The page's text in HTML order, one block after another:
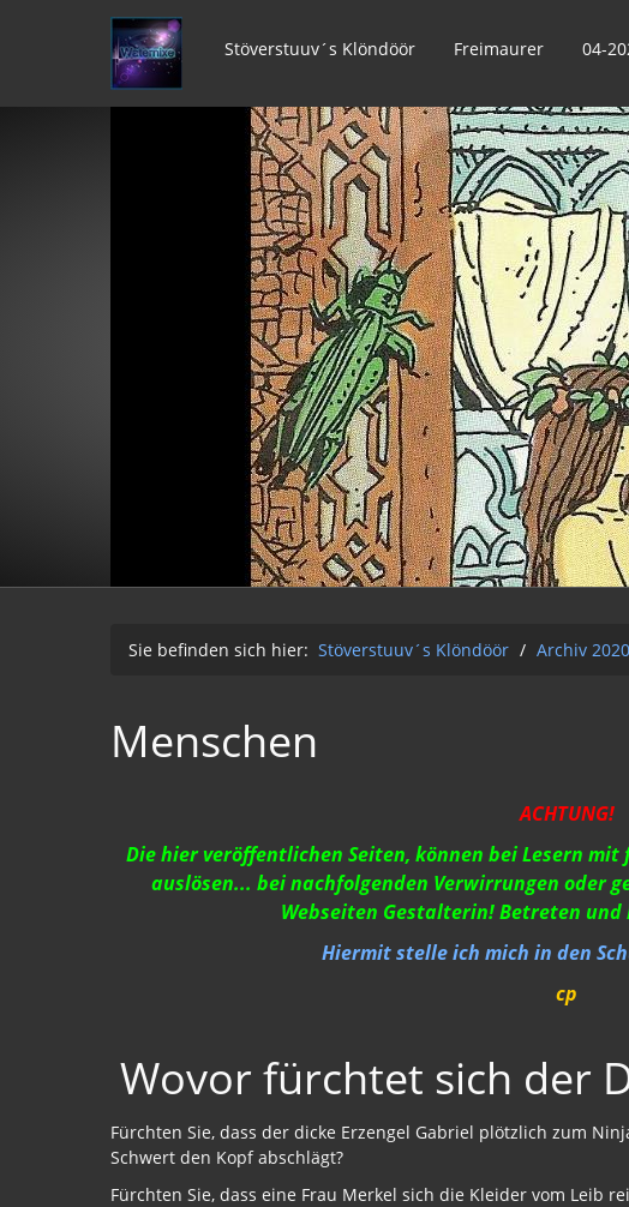
Stöverstuuv´s Klöndöör Freimaurer 04-
Sie befinden sich hier: Stöverstuuv´s Klöndöör / Archiv
Menschen
ACHTUNG!
Die hier veröffentlichen Seiten, können bei Lesern
auslösen... bei nachfolgenden Verwirrungen oder
Webseiten Gestalterin! Betreten und
Hiermit stelle ich mich in den
cp
Wovor fürchtet sich der
Fürchten Sie, dass der dicke Erzengel Gabriel plötzlich zum
Schwert den Kopf abschlägt?
Fürchten Sie, dass eine Frau Merkel sich die Kleider vom Leib